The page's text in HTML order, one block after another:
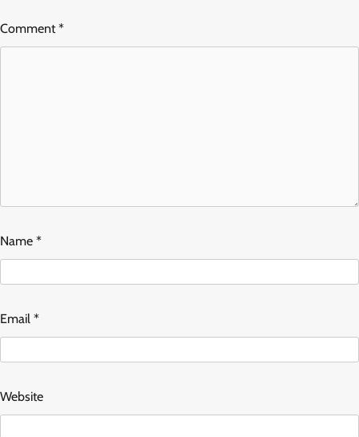
Comment*
Name *
Email *
Website